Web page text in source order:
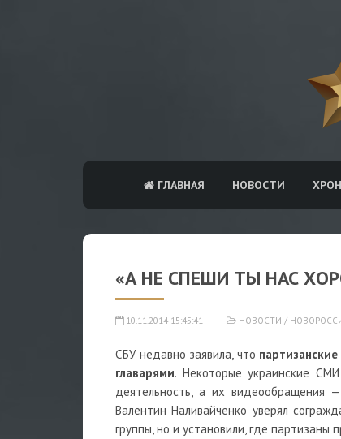
ГЛАВНАЯ НОВОСТИ
«А НЕ СПЕШИ ТЫ НАС
10.11.2014 15:45:41 НОВОСТИ /
СБУ недавно заявила, что
главарями. Некоторые украинские
деятельность, а их видеообращения
Валентин Наливайченко уверял
группы, но и установили, где партизаны